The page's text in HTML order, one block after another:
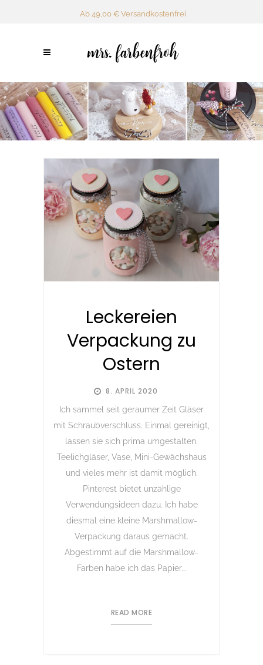
Ab 49,00 € Versandkostenfrei
8. APRIL 2020
Leckereien
Verpackung zu
Ostern
Ich sammel seit geraumer Zeit Gläser
mit Schraubverschluss. Einmal gereinigt,
lassen sie sich prima umgestalten.
Teelichgläser, Vase, Mini-Gewächshaus
und vieles mehr ist damit möglich.
Pinterest bietet unzählige
Verwendungsideen dazu. Ich habe
diesmal eine kleine Marshmallow-
Verpackung daraus gemacht.
Abgestimmt auf die Marshmallow-
Farben habe ich das Papier...
READ MORE